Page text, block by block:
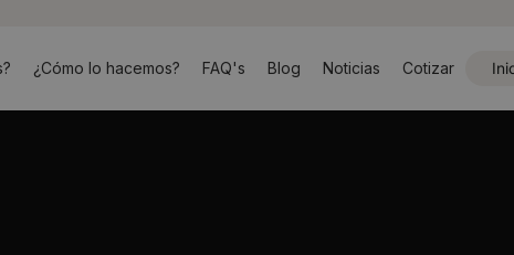
¿Cómo lo hacemos? FAQ's Blog Noticias Cotizar